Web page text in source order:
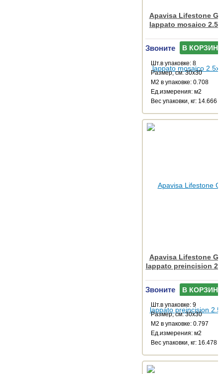
Apavisa Lifestone
lappato mosaico
Звоните В КОРЗИНУ
Шт.в упаковке: 8
Размер, см: 30x30
М2 в упаковке: 0.708
Ед.измерения: м2
Веc упаковки, кг: 14.666
Apavisa Lifestone
lappato preincision
Звоните В КОРЗИНУ
Шт.в упаковке: 9
Размер, см: 30x30
М2 в упаковке: 0.797
Ед.измерения: м2
Веc упаковки, кг: 16.478